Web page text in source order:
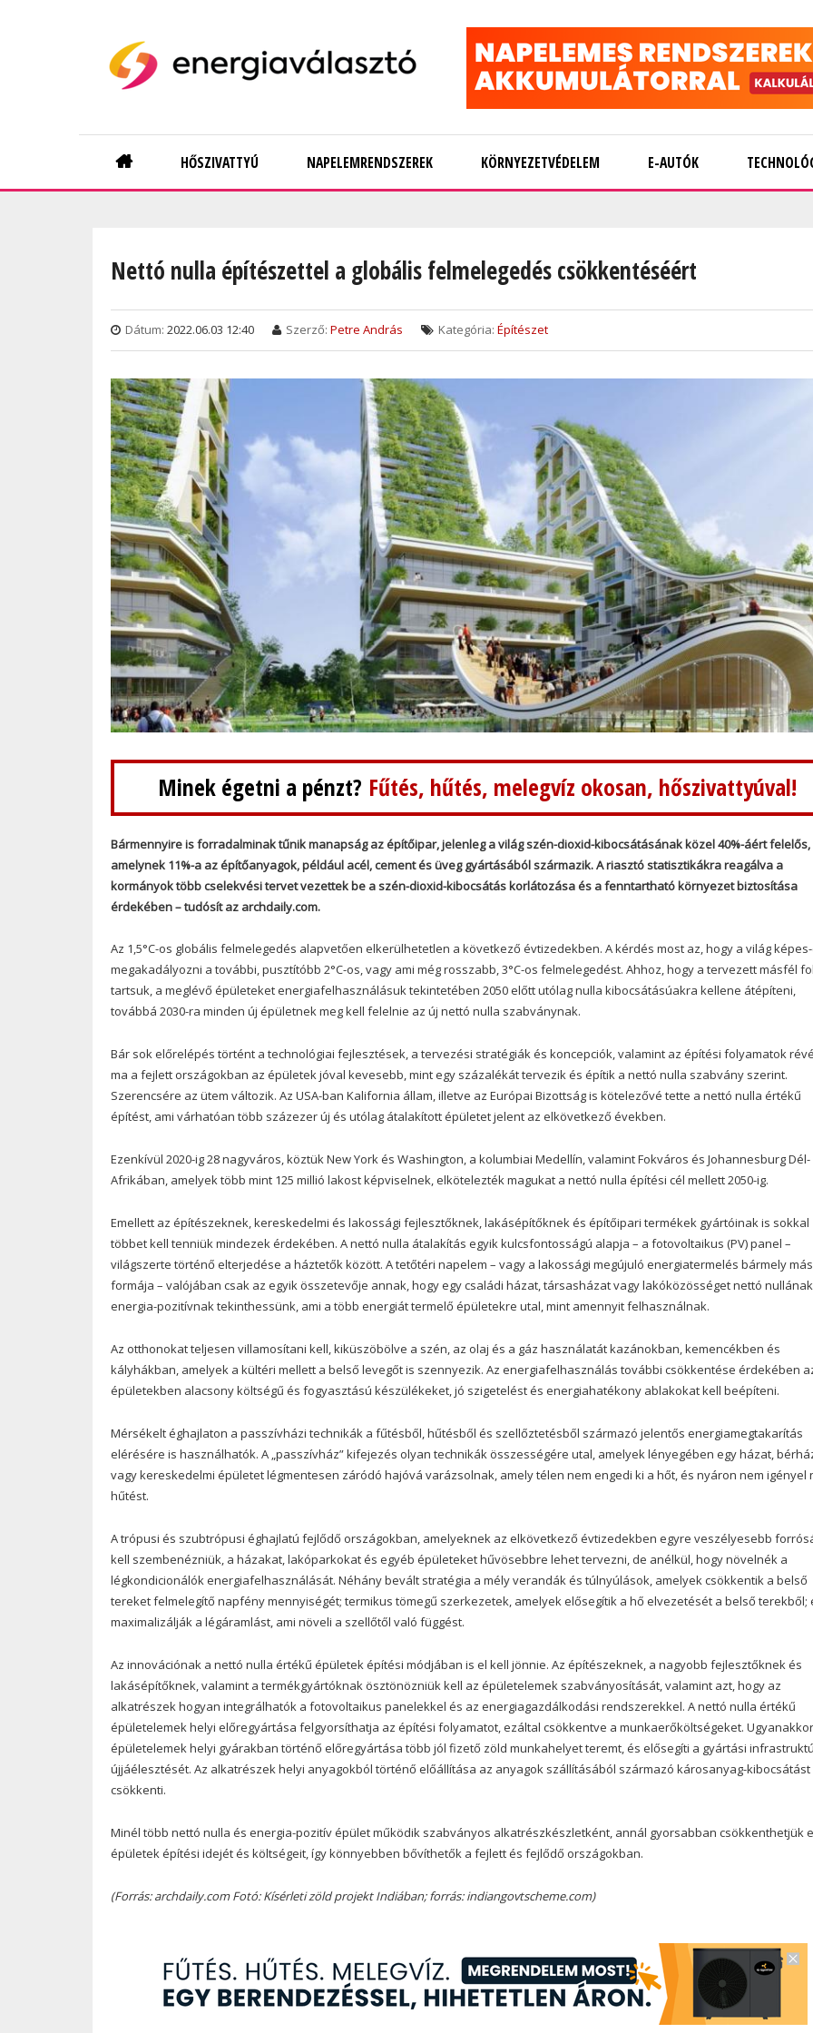
Main
navigation
HŐSZIVATTYÚ NAPELEMRENDSZEREK KÖRNYEZETVÉDELEM E-AUTÓK
Nettó nulla építészettel a globális felmelegedés csökkentéséért
Dátum: 2022.06.03 12:40 Szerző: Petre András Kategória: Építészet
Minek égetni a pénzt? Fűtés, hűtés, melegvíz okosan, hőszivattyúval!
Bármennyire is forradalminak tűnik manapság az építőipar, jelenleg a világ szén-dioxid-kibocsátásának közel 40%-áért felelős,
amelynek 11%-a az építőanyagok, például acél, cement és üveg gyártásából származik. A riasztó statisztikákra reagálva a
kormányok több cselekvési tervet vezettek be a szén-dioxid-kibocsátás korlátozása és a fenntartható környezet biztosítása
érdekében – tudósít az archdaily.com.
Az 1,5°C-os globális felmelegedés alapvetően elkerülhetetlen a következő évtizedekben. A kérdés most az, hogy a világ
megakadályozni a további, pusztítóbb 2°C-os, vagy ami még rosszabb, 3°C-os felmelegedést. Ahhoz, hogy a tervezett másfél
tartsuk, a meglévő épületeket energiafelhasználásuk tekintetében 2050 előtt utólag nulla kibocsátásúakra kellene átépíteni,
továbbá 2030-ra minden új épületnek meg kell felelnie az új nettó nulla szabványnak.
Bár sok előrelépés történt a technológiai fejlesztések, a tervezési stratégiák és koncepciók, valamint az építési folyamatok
ma a fejlett országokban az épületek jóval kevesebb, mint egy százalékát tervezik és építik a nettó nulla szabvány szerint.
Szerencsére az ütem változik. Az USA-ban Kalifornia állam, illetve az Európai Bizottság is kötelezővé tette a nettó nulla értékű
építést, ami várhatóan több százezer új és utólag átalakított épületet jelent az elkövetkező években.
Ezenkívül 2020-ig 28 nagyváros, köztük New York és Washington, a kolumbiai Medellín, valamint Fokváros és Johannesburg Dél-
Afrikában, amelyek több mint 125 millió lakost képviselnek, elkötelezték magukat a nettó nulla építési cél mellett 2050-ig.
Emellett az építészeknek, kereskedelmi és lakossági fejlesztőknek, lakásépítőknek és építőipari termékek gyártóinak is sokkal
többet kell tenniük mindezek érdekében. A nettó nulla átalakítás egyik kulcsfontosságú alapja – a fotovoltaikus (PV) panel –
világszerte történő elterjedése a háztetők között. A tetőtéri napelem – vagy a lakossági megújuló energiatermelés bármely más
formája – valójában csak az egyik összetevője annak, hogy egy családi házat, társasházat vagy lakóközösséget nettó
energia-pozitívnak tekinthessünk, ami a több energiát termelő épületekre utal, mint amennyit felhasználnak.
Az otthonokat teljesen villamosítani kell, kiküszöbölve a szén, az olaj és a gáz használatát kazánokban, kemencékben és
kályhákban, amelyek a kültéri mellett a belső levegőt is szennyezik. Az energiafelhasználás további csökkentése érdekében
épületekben alacsony költségű és fogyasztású készülékeket, jó szigetelést és energiahatékony ablakokat kell beépíteni.
Mérsékelt éghajlaton a passzívházi technikák a fűtésből, hűtésből és szellőztetésből származó jelentős energiamegtakarítás
elérésére is használhatók. A „passzívház” kifejezés olyan technikák összességére utal, amelyek lényegében egy házat,
vagy kereskedelmi épületet légmentesen záródó hajóvá varázsolnak, amely télen nem engedi ki a hőt, és nyáron nem igényel
hűtést.
A trópusi és szubtrópusi éghajlatú fejlődő országokban, amelyeknek az elkövetkező évtizedekben egyre veszélyesebb
kell szembenézniük, a házakat, lakóparkokat és egyéb épületeket hűvösebbre lehet tervezni, de anélkül, hogy növelnék a
légkondicionálók energiafelhasználását. Néhány bevált stratégia a mély verandák és túlnyúlások, amelyek csökkentik a belső
tereket felmelegítő napfény mennyiségét; termikus tömegű szerkezetek, amelyek elősegítik a hő elvezetését a belső terekből;
maximalizálják a légáramlást, ami növeli a szellőtől való függést.
Az innovációnak a nettó nulla értékű épületek építési módjában is el kell jönnie. Az építészeknek, a nagyobb fejlesztőknek és
lakásépítőknek, valamint a termékgyártóknak ösztönözniük kell az épületelemek szabványosítását, valamint azt, hogy az
alkatrészek hogyan integrálhatók a fotovoltaikus panelekkel és az energiagazdálkodási rendszerekkel. A nettó nulla értékű
épületelemek helyi előregyártása felgyorsíthatja az építési folyamatot, ezáltal csökkentve a munkaerőköltségeket.
épületelemek helyi gyárakban történő előregyártása több jól fizető zöld munkahelyet teremt, és elősegíti a gyártási
újjáélesztését. Az alkatrészek helyi anyagokból történő előállítása az anyagok szállításából származó károsanyag-kibocsátást
csökkenti.
Minél több nettó nulla és energia-pozitív épület működik szabványos alkatrészkészletként, annál gyorsabban csökkenthetjük
épületek építési idejét és költségeit, így könnyebben bővíthetők a fejlett és fejlődő országokban.
(Forrás: archdaily.com Fotó: Kísérleti zöld projekt Indiában; forrás: indiangovtscheme.com)